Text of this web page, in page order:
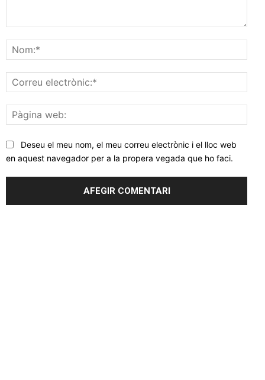
web:
Deseu el meu nom, el meu correu electrònic i el lloc web
en aquest navegador per a la propera vegada que ho faci.